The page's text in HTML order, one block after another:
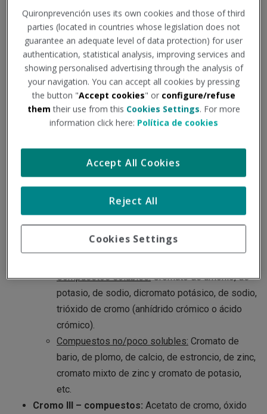
forma de polvos, humos o nieblas, ya sea a través de la
vía inhalatoria, digestiva o dérmica, presenta riesgo de
daños a la salud. Ello motiva que además de la preceptiva
y correcta identificación, evaluación, prevención y
protección del riesgo, sea necesaria una vigilancia
específica de la salud de los trabajadores expuestos.
El cromo es un metal blanco grisáceo muy resistente al
desgaste. Tiene tres valencias, 2+, 3+ y 6+. Los derivados
bivalentes son muy inestables y se oxidan fácilmente a
derivados trivalentes. Las sales hexavalentes se
consideran las más peligrosas.
Cromo VI (hexavalente) – compuestos
Compuestos solubles:Cromato de amonio, de
potasio, de sodio, dicromato potásico, de sodio,
trióxido de cromo (anhídrido crómico o ácido
crómico).
Compuestos no/poco solubles: Cromato de
bario, de plomo, de calcio, de estroncio, de zinc,
cromato mixto de zinc y cromato de potasio,
etc.
Cromo III – compuestos: Acetato de cromo, óxido
Quironprevención uses its own cookies and those of third
parties (located in countries whose legislation does not
guarantee an adequate level of data protection) for user
authentication, statistical analysis, improving services and
showing personalised advertising through the analysis of
your navigation. You can accept all cookies by pressing
the button "Accept cookies" or configure/refuse
them their use from this Cookies Settings. For more
information click here: Política de cookies
Cookies Settings
Reject All
Accept All Cookies